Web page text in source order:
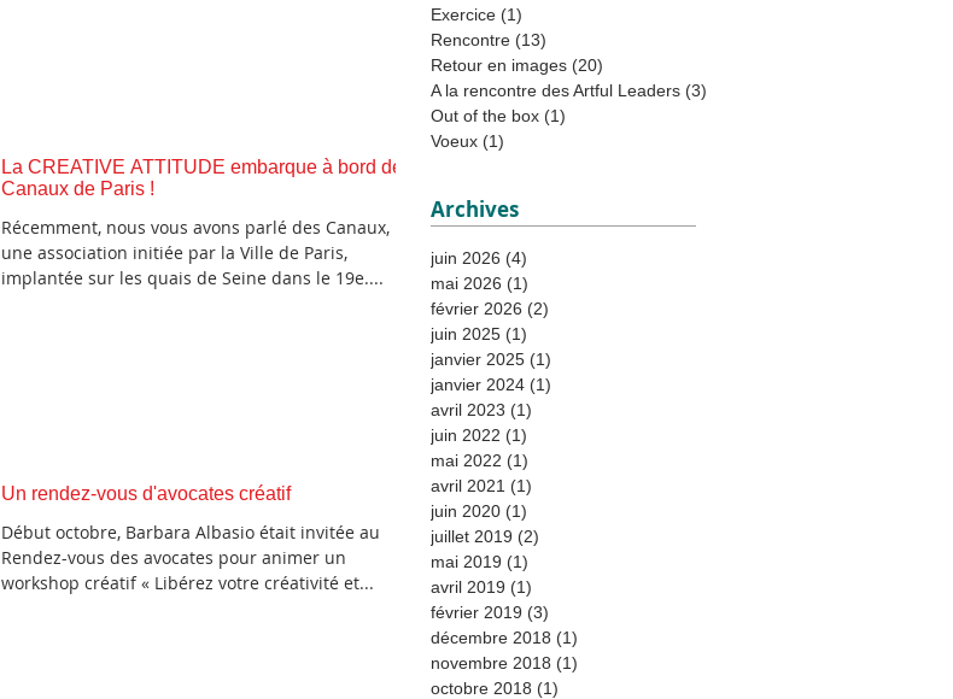
La CREATIVE ATTITUDE embarque à bord des
Canaux de Paris !
Récemment, nous vous avons parlé des Canaux,
une association initiée par la Ville de Paris,
implantée sur les quais de Seine dans le 19e....
Un rendez-vous d'avocates créatif
Début octobre, Barbara Albasio était invitée au
Rendez-vous des avocates pour animer un
workshop créatif « Libérez votre créativité et...
Exercice (1)
Rencontre (13)
Retour en images (20)
A la rencontre des Artful Leaders (3)
Out of the box (1)
Voeux (1)
Archives
juin 2026 (4)
mai 2026 (1)
février 2026 (2)
juin 2025 (1)
janvier 2025 (1)
janvier 2024 (1)
avril 2023 (1)
juin 2022 (1)
mai 2022 (1)
avril 2021 (1)
juin 2020 (1)
juillet 2019 (2)
mai 2019 (1)
avril 2019 (1)
février 2019 (3)
décembre 2018 (1)
novembre 2018 (1)
octobre 2018 (1)